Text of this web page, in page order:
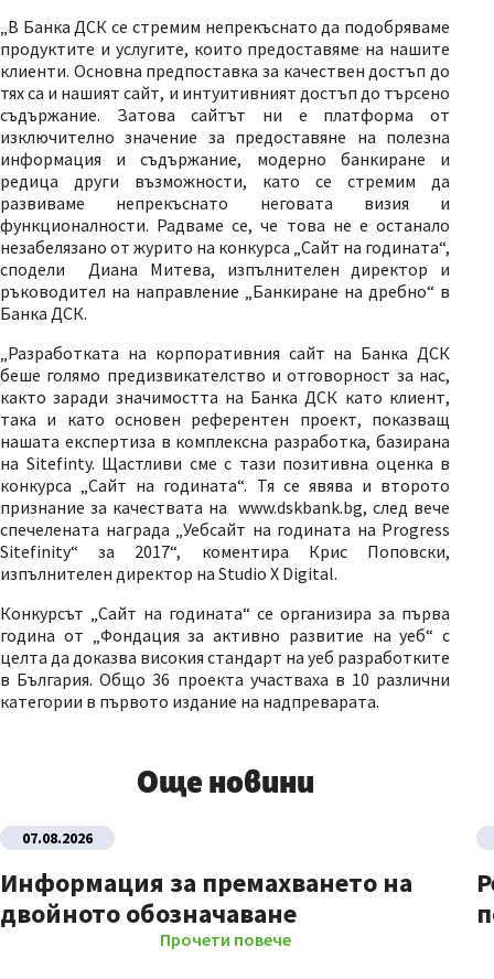
„В Банка ДСК се стремим непрекъснато да подобряваме
продуктите и услугите, които предоставяме на нашите
клиенти. Основна предпоставка за качествен достъп до
тях са и нашият сайт, и интуитивният достъп до търсено
съдържание. Затова сайтът ни е платформа от
изключително значение за предоставяне на полезна
информация и съдържание, модерно банкиране и
редица други възможности, като се стремим да
развиваме непрекъснато неговата визия и
функционалности. Радваме се, че това не е останало
незабелязано от журито на конкурса „Сайт на годината“,
сподели Диана Митева, изпълнителен директор и
ръководител на направление „Банкиране на дребно“ в
Банка ДСК.
„Разработката на корпоративния сайт на Банка ДСК
беше голямо предизвикателство и отговорност за нас,
както заради значимостта на Банка ДСК като клиент,
така и като основен референтен проект, показващ
нашата експертиза в комплекснa разработка, базирана
на Sitefinty. Щастливи сме с тази позитивна оценка в
конкурса „Сайт на годината“. Тя се явява и второто
признание за качествата на www.dskbank.bg, след вече
спечелената награда „Уебсайт на годината на Progress
Sitefinity“ за 2017“, коментира Крис Поповски,
изпълнителен директор на Studio X Digital.
Конкурсът „Сайт на годината“ се организира за първа
година от „Фондация за активно развитие на уеб“ с
целта да доказва високия стандарт на уеб разработките
в България. Общо 36 проекта участваха в 10 различни
категории в първото издание на надпреварата.
Още новини
07.08.2026
Информация за премахването на
двойното обозначаване
Прочети повече